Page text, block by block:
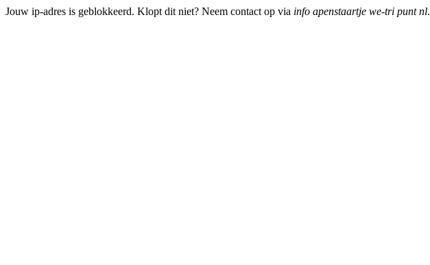
Jouw ip-adres is geblokkeerd. Klopt dit niet? Neem contact op via info apenstaartje we-tri punt nl.